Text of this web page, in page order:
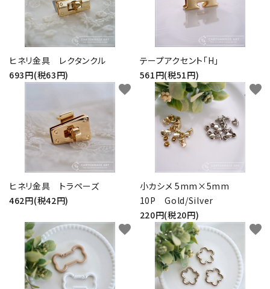
ヒネリ金具 レクタンクル
693円(税63円)
テープアクセント「H」
561円(税51円)
ヒネリ金具 トラペーズ
462円(税42円)
favorite
小カシメ 5mm×5mm
10P Gold/Silver
220円(税20円)
favorite
favorite favorite